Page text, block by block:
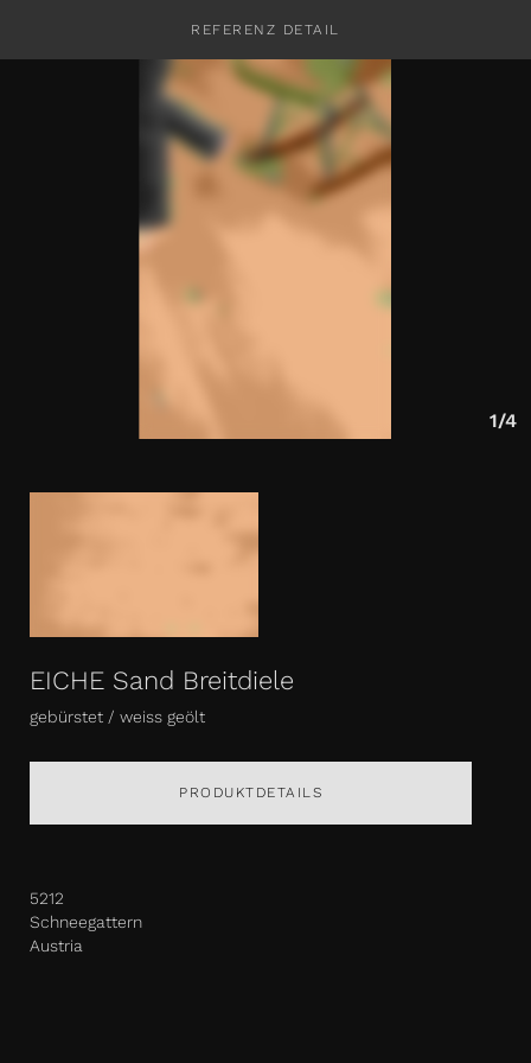
REFERENZ DETAIL
1/4
EICHE Sand Breitdiele
gebürstet / weiss geölt
PRODUKTDETAILS
5212
Schneegattern
Austria